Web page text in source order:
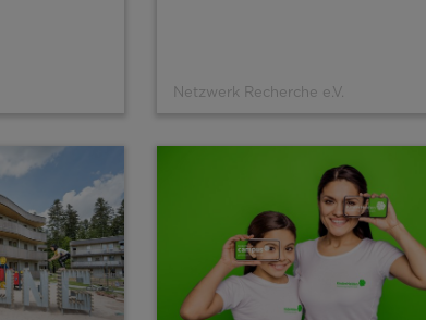
Netzwerk Recherche e.V.